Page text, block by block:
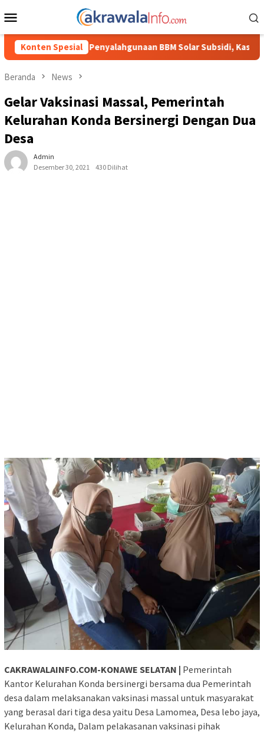
ke
Mobile
Konten Spesial
BBM Solar Subsidi, Kasat Reskrim Polres Toraja Utara:
Beranda News
Gelar Vaksinasi Massal, Pemerintah
Kelurahan Konda Bersinergi Dengan Dua
Desa
Admin
Desember 30, 2021
430 Dilihat
CAKRAWALAINFO.COM-KONAWE SELATAN | Pemerintah
Kantor Kelurahan Konda bersinergi bersama dua Pemerintah
desa dalam melaksanakan vaksinasi massal untuk masyarakat
yang berasal dari tiga desa yaitu Desa Lamomea, Desa lebo jaya,
Kelurahan Konda, Dalam pelakasanan vaksinasi pihak